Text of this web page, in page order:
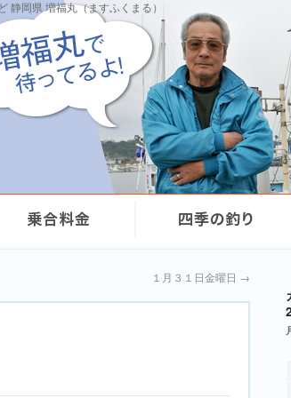
静岡県 増福丸（ますふくまる）
１月３１日金曜日 →